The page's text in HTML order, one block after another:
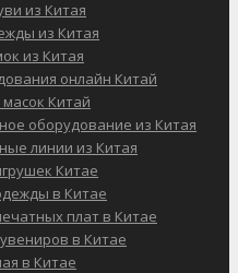
из Китая
из Китая
из Китая
онлайн Китай
Китай
оборудование из Китая
линии из Китая
Китае
в Китае
плат в Китае
в Китае
в Китае